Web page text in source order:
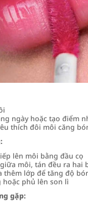
ngày hoặc tạo điểm
thích đôi môi căng
lên môi bằng đầu cọ
môi, tán đều ra hai
thêm lớp để tăng độ
hoặc phủ lên son lì
gặp: